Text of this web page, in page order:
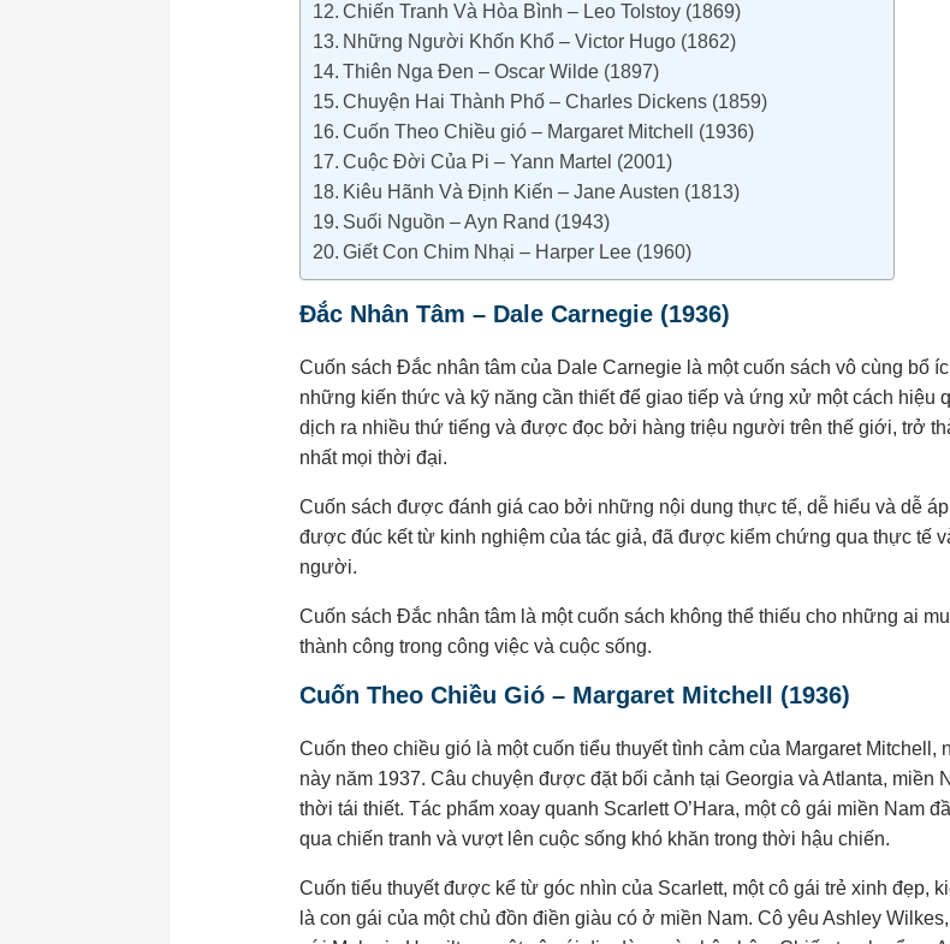
Chiến Tranh Và Hòa Bình – Leo Tolstoy (1869)
Những Người Khốn Khổ – Victor Hugo (1862)
Thiên Nga Đen – Oscar Wilde (1897)
Chuyện Hai Thành Phố – Charles Dickens (1859)
Cuốn Theo Chiều gió – Margaret Mitchell (1936)
Cuộc Đời Của Pi – Yann Martel (2001)
Kiêu Hãnh Và Định Kiến – Jane Austen (1813)
Suối Nguồn – Ayn Rand (1943)
Giết Con Chim Nhại – Harper Lee (1960)
Đắc Nhân Tâm – Dale Carnegie (1936)
Cuốn sách Đắc nhân tâm của Dale Carnegie là một cuốn sách vô cùng bổ
những kiến thức và kỹ năng cần thiết để giao tiếp và ứng xử một cách hiệu
dịch ra nhiều thứ tiếng và được đọc bởi hàng triệu người trên thế giới, trở
nhất mọi thời đại.
Cuốn sách được đánh giá cao bởi những nội dung thực tế, dễ hiểu và dễ
được đúc kết từ kinh nghiệm của tác giả, đã được kiểm chứng qua thực tế
người.
Cuốn sách Đắc nhân tâm là một cuốn sách không thể thiếu cho những ai
thành công trong công việc và cuộc sống.
Cuốn Theo Chiều Gió – Margaret Mitchell (1936)
Cuốn theo chiều gió là một cuốn tiểu thuyết tình cảm của Margaret
này năm 1937. Câu chuyện được đặt bối cảnh tại Georgia và Atlanta, miền
thời tái thiết. Tác phẩm xoay quanh Scarlett O’Hara, một cô gái miền Nam
qua chiến tranh và vượt lên cuộc sống khó khăn trong thời hậu chiến.
Cuốn tiểu thuyết được kể từ góc nhìn của Scarlett, một cô gái trẻ xinh đẹp,
là con gái của một chủ đồn điền giàu có ở miền Nam. Cô yêu Ashley